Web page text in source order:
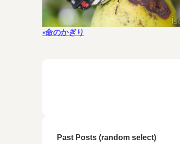
▪命のかぎり
Past Posts (random select)